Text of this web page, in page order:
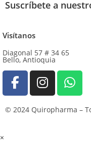
Suscríbete a
Visítanos
Diagonal 57 # 34 65
Bello, Antioquia
© 2024 Quiropharma –
×